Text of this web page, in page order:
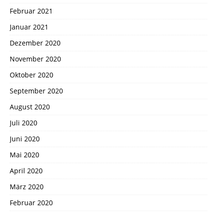
Februar 2021
Januar 2021
Dezember 2020
November 2020
Oktober 2020
September 2020
August 2020
Juli 2020
Juni 2020
Mai 2020
April 2020
März 2020
Februar 2020